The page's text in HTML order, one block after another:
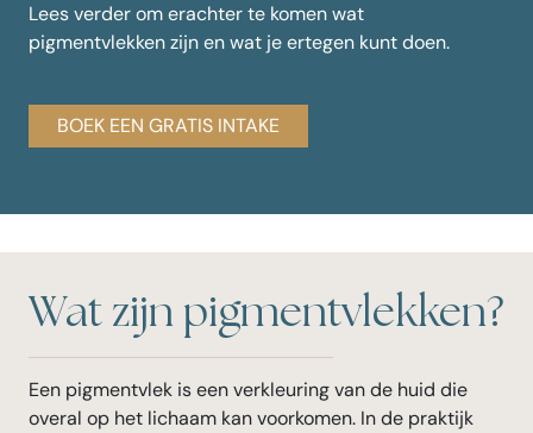
Lees verder om erachter te komen wat
pigmentvlekken zijn en wat je ertegen kunt doen.
BOEK EEN GRATIS INTAKE
Wat zijn pigmentvlekken?
Een pigmentvlek is een verkleuring van de huid die
overal op het lichaam kan voorkomen. In de praktijk